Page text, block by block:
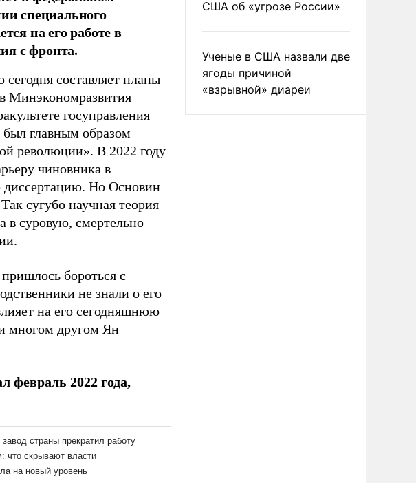
специального
на его работе в
с фронта.
составляет планы
Минэкономразвития
госуправления
главным образом
революции». В 2022 году
чиновника в
диссертацию. Но Основин
сугубо научная теория
в суровую, смертельно
бороться с
не знали о его
на его сегодняшнюю
многом другом Ян
февраль 2022 года,
США об «угрозе России»
Ученые в США назвали две
ягоды причиной
«взрывной» диареи